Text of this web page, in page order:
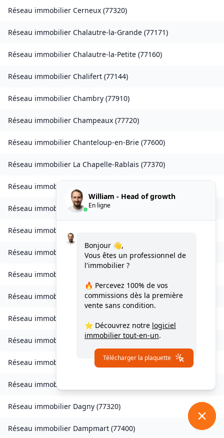
Réseau immobilier Cerneux (77320)
Réseau immobilier Chalautre-la-Grande (77171)
Réseau immobilier Chalautre-la-Petite (77160)
Réseau immobilier Chalifert (77144)
Réseau immobilier Chambry (77910)
Réseau immobilier Champeaux (77720)
Réseau immobilier Chanteloup-en-Brie (77600)
Réseau immobilier La Chapelle-Rablais (77370)
Réseau immobilier
Réseau immobilierCharmentray
Réseau immobilier
Réseau immobilier Chessy( 77700)
Réseau immobilier
Réseau immobilier Compans(77290 )
Réseau immobilier
Réseau immobilier Coupvray(77700)
Réseau immobilier Courchamp(77560
Réseau immobilier
Réseau immobilier Dagny (77320)
Réseau immobilier Dampmart (77400)
William - Head of growth
En ligne
Bonjour 👋,
Vous êtes un professionnel de
l'immobilier ?
🔥 Percevez 100% de vos
commissions dès la première
vente sans condition.
⭐ Découvrez notre logiciel
immobilier tout-en-un.
Télécharger la plaquette